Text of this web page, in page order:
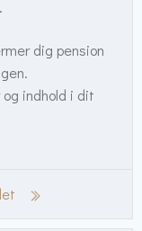
dig pension
indhold i dit